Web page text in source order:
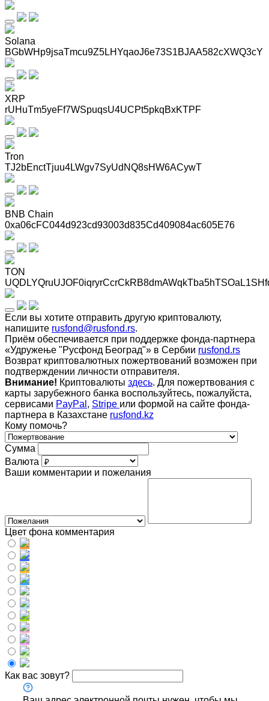
Solana
BGbWHp9jsaTmcu9Z5LHYqaoJ6e73S1BJAA582cXWQ3cY
XRP
rUHuTm5yeFf7WSpuqsU4UCPt5pkqBxKTPF
Tron
TJ2bEnctTjuu4LWgv7SyUdNQ8sHW6ACywT
BNB Chain
0xa06cFC044d923cd93003d835Cd409084ac605E76
TON
Если вы хотите отправить другую криптовалюту,
напишите rusfond@rusfond.rs.
Приём обеспечивается при поддержке фонда-партнера
«Удружење "Русфонд Београд"» в Сербии rusfond.rs
Возврат криптовалютных пожертвований возможен при
подтверждении личности отправителя.
Внимание! Криптовалюты здесь. Для пожертвования с
карты зарубежного банка воспользуйтесь, пожалуйста,
сервисами PayPal , Stripe или формой на сайте фонда-
партнера в Казахстане rusfond.kz
Кому помочь?
Сумма
Валюта
Ваши комментарии и пожелания
Цвет фона комментария
Как вас зовут?